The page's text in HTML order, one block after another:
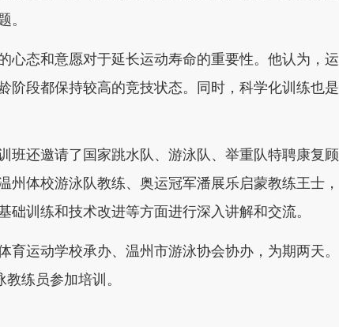
。
态和意愿对于延长运动寿命的重要性。他认为，运
阶段都保持较高的竞技状态。同时，科学化训练也是
还邀请了国家跳水队、游泳队、举重队特聘康复顾
体校游泳队教练、奥运冠军潘展乐启蒙教练王士，
训练和技术改进等方面进行深入讲解和交流。
运动学校承办、温州市游泳协会协办，为期两天。
练员参加培训。